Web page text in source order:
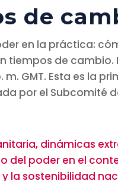
de
en la práctica:
tiempos de cambio.
m. GMT. Esta es la
por el Subcomité